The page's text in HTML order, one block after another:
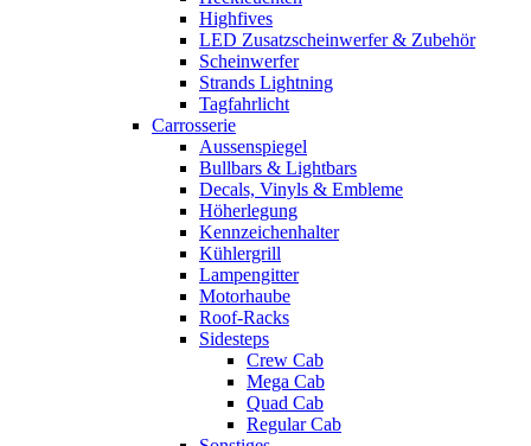
Highfives
LED Zusatzscheinwerfer & Zubehör
Scheinwerfer
Strands Lightning
Tagfahrlicht
Carrosserie
Aussenspiegel
Bullbars & Lightbars
Decals, Vinyls & Embleme
Höherlegung
Kennzeichenhalter
Kühlergrill
Lampengitter
Motorhaube
Roof-Racks
Sidesteps
Crew Cab
Mega Cab
Quad Cab
Regular Cab